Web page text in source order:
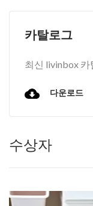
카탈로그
최신 livinbox
다운로드
수상자